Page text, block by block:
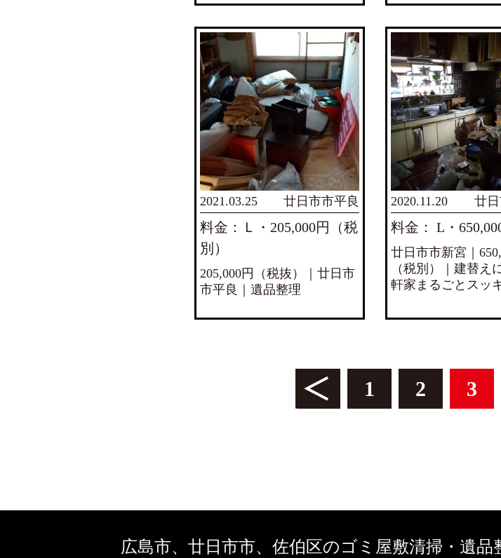
2021.03.25 廿日市市平良
料金：Ｌ・205,000円（税
別）
205,000円（税抜）｜廿日市
市平良｜遺品整理
2020.11.20 廿
料金： L・
廿日市市新宮｜
（税別）｜建替え
軒家まるごとスッ
1 2 3
広島市、廿日市市、佐伯区のゴミ屋敷清掃・遺品